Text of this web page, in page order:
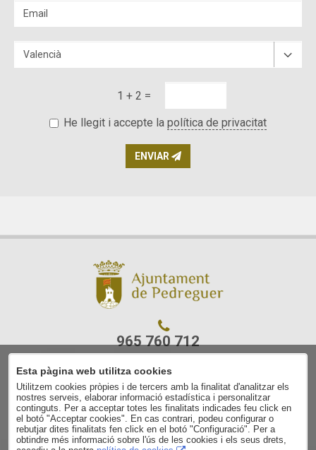
1 + 2 =
He llegit i accepte la política de privacitat
ENVIAR
965 760 712
C/ Ajuntament, 7
03750 Pedreguer
(Alacant)
Avís legal
Esta pàgina web utilitza cookies
Utilitzem cookies pròpies i de tercers amb la finalitat d'analitzar els
nostres serveis, elaborar informació estadística i personalitzar
continguts. Per a acceptar totes les finalitats indicades feu click en
el botó "Acceptar cookies". En cas contrari, podeu configurar o
rebutjar dites finalitats fen click en el botó "Configuració". Per a
obtindre més informació sobre l'ús de les cookies i els seus drets,